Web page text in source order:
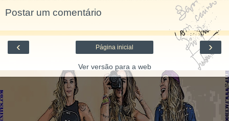
Postar um comentário
‹ ›
Página inicial
Ver versão para a web